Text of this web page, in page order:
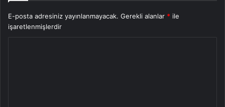
E-posta adresiniz yayınlanmayacak. Gerekli alanlar * ile
işaretlenmişlerdir